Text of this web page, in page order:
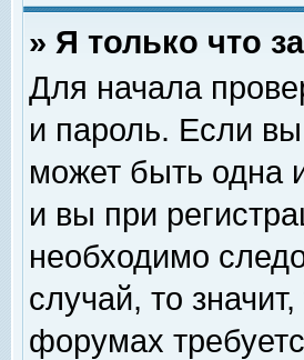
» Я только что
Для начала
и пароль. Если
может быть одна
и вы при
необходимо
случай, то
форумах